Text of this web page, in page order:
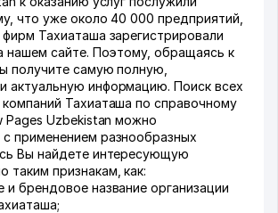
что уже около 40 000 предприятий,
фирм Тахиаташа зарегистрировали
нашем сайте. Поэтому, обращаясь к
получите самую полную,
актуальную информацию. Поиск всех
компаний Тахиаташа по справочному
Pages Uzbekistan можно
применением разнообразных
Вы найдете интересующую
таким признакам, как:
и брендовое название организации